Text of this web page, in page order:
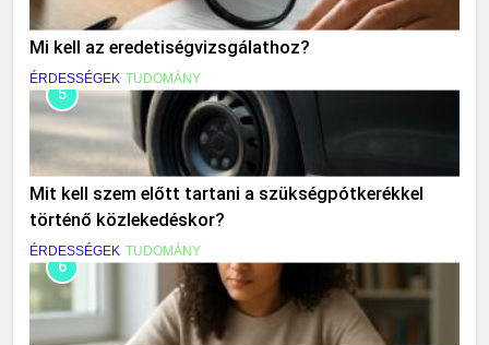
Mi kell az eredetiségvizsgálathoz?
ÉRDESSÉGEK TUDOMÁNY
5
Mit kell szem előtt tartani a szükségpótkerékkel
történő közlekedéskor?
ÉRDESSÉGEK TUDOMÁNY
6